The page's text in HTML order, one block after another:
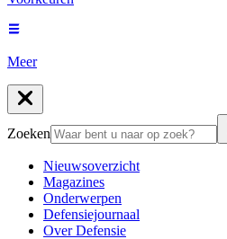
Meer
Zoeken
Nieuwsoverzicht
Magazines
Onderwerpen
Defensiejournaal
Over Defensie